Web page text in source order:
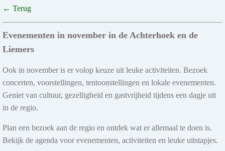
← Terug
Evenementen in november in de Achterhoek en de
Liemers
Ook in november is er volop keuze uit leuke activiteiten. Bezoek
concerten, voorstellingen, tentoonstellingen en lokale evenementen.
Geniet van cultuur, gezelligheid en gastvrijheid tijdens een dagje uit
in de regio.
Plan een bezoek aan de regio en ontdek wat er allemaal te doen is.
Bekijk de agenda voor evenementen, activiteiten en leuke uitstapjes.